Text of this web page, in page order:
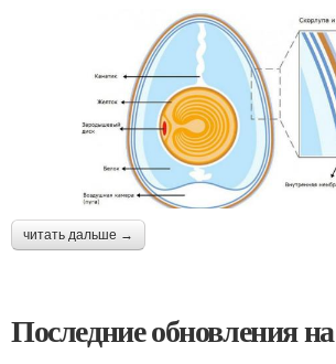
читать дальше →
Последние обновления